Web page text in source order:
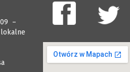
–
lokalne